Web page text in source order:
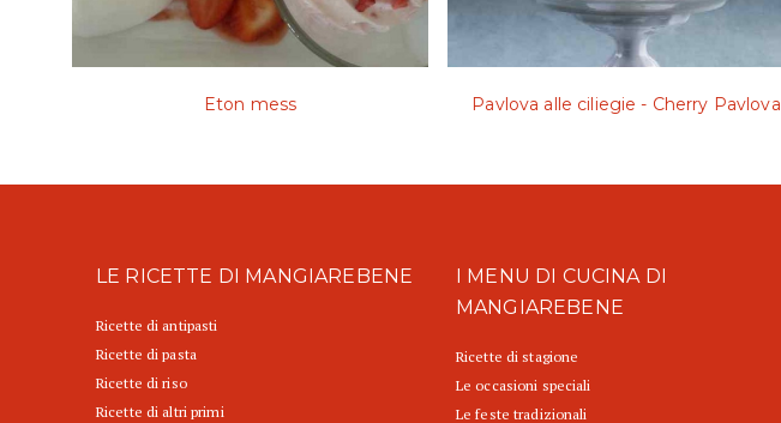
Eton mess Pavlova alle ciliegie - Cherry Pavlova
LE RICETTE DI MANGIAREBENE
Ricette di antipasti
Ricette di pasta
Ricette di riso
Ricette di altri primi
I MENU DI CUCINA DI
MANGIAREBENE
Ricette di stagione
Le occasioni speciali
Le feste tradizionali